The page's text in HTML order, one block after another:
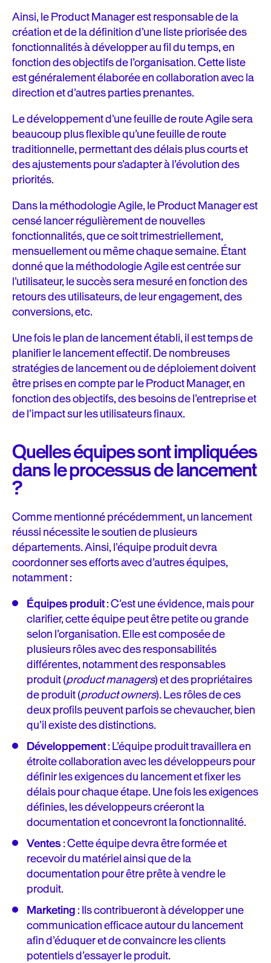
Ainsi, le Product Manager est responsable de la
création et de la définition d’une liste priorisée des
fonctionnalités à développer au fil du temps, en
fonction des objectifs de l’organisation. Cette liste
est généralement élaborée en collaboration avec la
direction et d’autres parties prenantes.
Le développement d’une feuille de route Agile sera
beaucoup plus flexible qu’une feuille de route
traditionnelle, permettant des délais plus courts et
des ajustements pour s’adapter à l’évolution des
priorités.
Dans la méthodologie Agile, le Product Manager est
censé lancer régulièrement de nouvelles
fonctionnalités, que ce soit trimestriellement,
mensuellement ou même chaque semaine. Étant
donné que la méthodologie Agile est centrée sur
l’utilisateur, le succès sera mesuré en fonction des
retours des utilisateurs, de leur engagement, des
conversions, etc.
Une fois le plan de lancement établi, il est temps de
planifier le lancement effectif. De nombreuses
stratégies de lancement ou de déploiement doivent
être prises en compte par le Product Manager, en
fonction des objectifs, des besoins de l’entreprise et
de l’impact sur les utilisateurs finaux.
Quelles équipes sont impliquées
dans le processus de lancement
?
Comme mentionné précédemment, un lancement
réussi nécessite le soutien de plusieurs
départements. Ainsi, l’équipe produit devra
coordonner ses efforts avec d’autres équipes,
notamment :
Équipes produit: C’est une évidence, mais pour
clarifier, cette équipe peut être petite ou grande
selon l’organisation. Elle est composée de
plusieurs rôles avec des responsabilités
différentes, notamment des responsables
produit (product managers) et des propriétaires
de produit (product owners). Les rôles de ces
deux profils peuvent parfois se chevaucher, bien
qu’il existe des distinctions.
Développement: L’équipe produit travaillera en
étroite collaboration avec les développeurs pour
définir les exigences du lancement et fixer les
délais pour chaque étape. Une fois les exigences
définies, les développeurs créeront la
documentation et concevront la fonctionnalité.
Ventes: Cette équipe devra être formée et
recevoir du matériel ainsi que de la
documentation pour être prête à vendre le
produit.
Marketing: Ils contribueront à développer une
communication efficace autour du lancement
afin d’éduquer et de convaincre les clients
potentiels d’essayer le produit.